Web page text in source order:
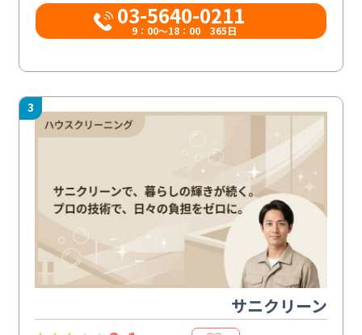
03-5640-0211
9：00～18：00 365日
3
サニクリーン